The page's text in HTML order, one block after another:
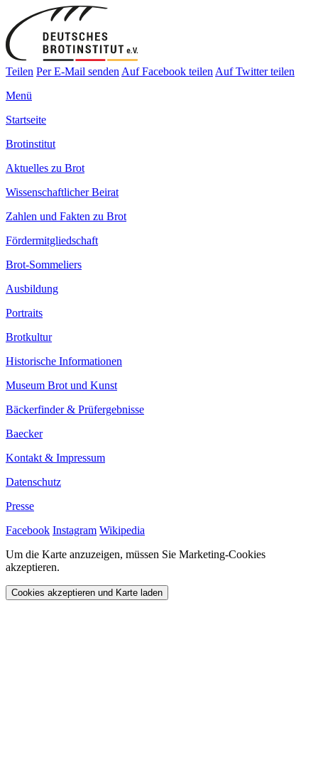
Teilen Per E-Mail senden Auf Facebook teilen Auf Twitter teilen
Menü
Startseite
Brotinstitut
Aktuelles zu Brot
Wissenschaftlicher Beirat
Zahlen und Fakten zu Brot
Fördermitgliedschaft
Brot-Sommeliers
Ausbildung
Portraits
Brotkultur
Historische Informationen
Museum Brot und Kunst
Bäckerfinder & Prüfergebnisse
Baecker
Kontakt & Impressum
Datenschutz
Presse
Facebook Instagram Wikipedia
Um die Karte anzuzeigen, müssen Sie Marketing-Cookies
akzeptieren.
Cookies akzeptieren und Karte laden